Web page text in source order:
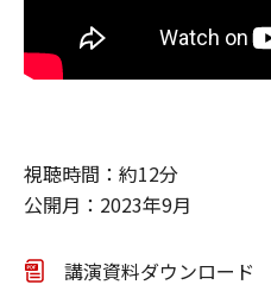
視聴時間：約12分
公開月：2023年9月
講演資料ダウンロード